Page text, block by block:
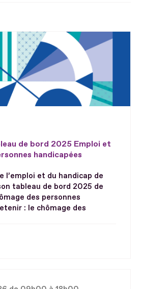
de bord 2025 Emploi et
handicapées
l’emploi et du handicap de
tableau de bord 2025 de
des personnes
: le chômage des